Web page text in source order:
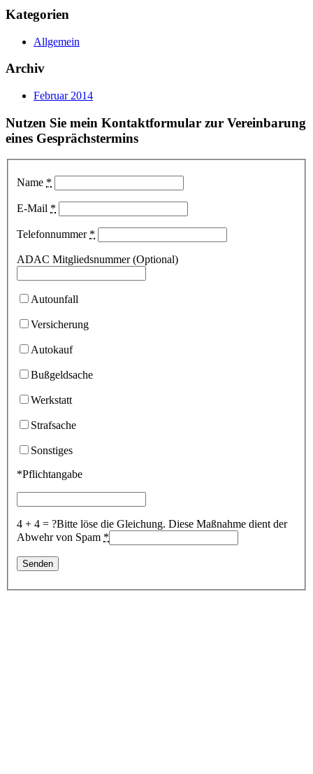
Kategorien
Allgemein
Archiv
Februar 2014
Nutzen Sie mein Kontaktformular zur Vereinbarung
eines Gesprächstermins
Name *
E-Mail *
Telefonnummer *
ADAC Mitgliedsnummer (Optional)
Autounfall
Versicherung
Autokauf
Bußgeldsache
Werkstatt
Strafsache
Sonstiges
*Pflichtangabe
4 + 4 = ?Bitte löse die Gleichung. Diese Maßnahme dient der
Abwehr von Spam *